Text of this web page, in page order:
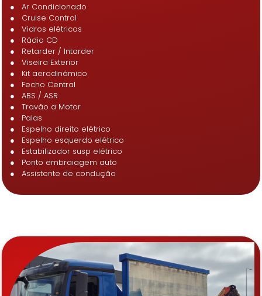
● Ar Condicionado
● Cruise Control
● Vidros elétricos
● Rádio CD
● Retarder / Intarder
● Viseira Exterior
● Kit aerodinâmico
● Fecho Central
● ABS / ASR
● Travão a Motor
● Palas
● Espelho direito elétrico
● Espelho esquerdo elétrico
● Estabilizador susp elétrico
● Ponto embraiagem auto
● Assistente de condução